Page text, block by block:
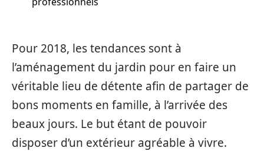
Pour 2018, les tendances sont à
l’aménagement du jardin pour en faire un
véritable lieu de détente afin de partager de
bons moments en famille, à l’arrivée des
beaux jours. Le but étant de pouvoir
disposer d’un extérieur agréable à vivre.